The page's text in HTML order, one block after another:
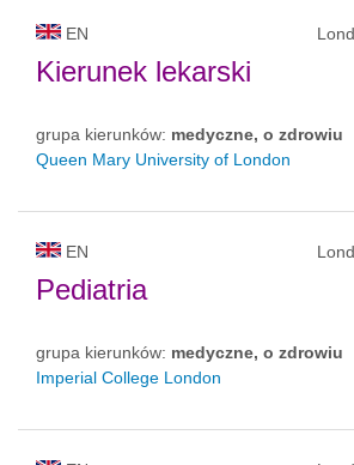
EN
Kierunek lekarski
grupa kierunków: medyczne, o zdrowiu
Queen Mary University of London
EN
Pediatria
grupa kierunków: medyczne, o zdrowiu
Imperial College London